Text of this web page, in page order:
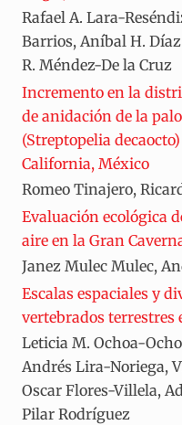
Rafael A. Lara-
Barrios, Aníbal H.
R. Méndez-De la Cruz
Incremento en la
de anidación de la
(Streptopelia
California, México
Romeo Tinajero,
Evaluación ecológica
aire en la Gran
Janez Mulec Mulec,
Escalas espaciales y
vertebrados terrestres
Leticia M. Ochoa-
Andrés Lira-Noriega,
Oscar Flores-Villela,
Pilar Rodríguez